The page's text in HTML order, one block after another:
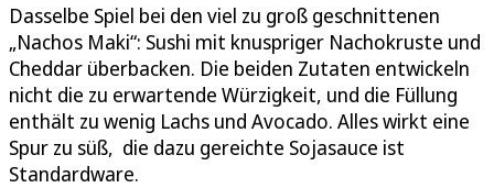
Dasselbe Spiel bei den viel zu groß geschnittenen
„Nachos Maki“: Sushi mit knuspriger Nachokruste und
Cheddar überbacken. Die beiden Zutaten entwickeln
nicht die zu erwartende Würzigkeit, und die Füllung
enthält zu wenig Lachs und Avocado. Alles wirkt eine
Spur zu süß, die dazu gereichte Sojasauce ist
Standardware.